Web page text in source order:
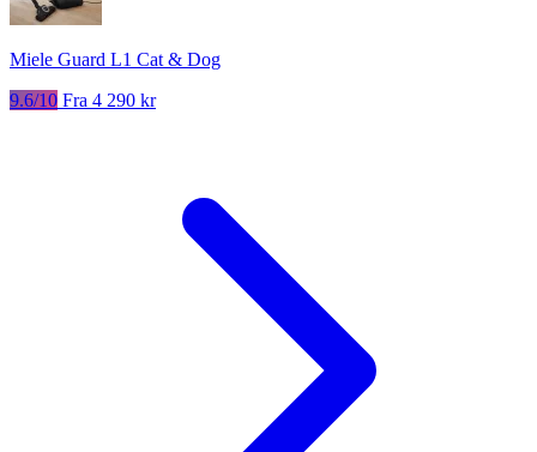
Miele Guard L1 Cat & Dog
9.6/10 Fra 4 290 kr